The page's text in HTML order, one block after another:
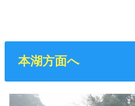
本湖方面へ